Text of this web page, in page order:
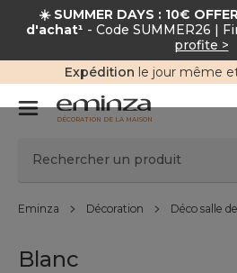
☀️ SUMMER DAYS : 10€
d'achat¹ - Code SUMMER26 |
profite >
Expédition le jour même
DÉCORATION DE LA MAISON
Eminza Décoration Déco salle
Blanc